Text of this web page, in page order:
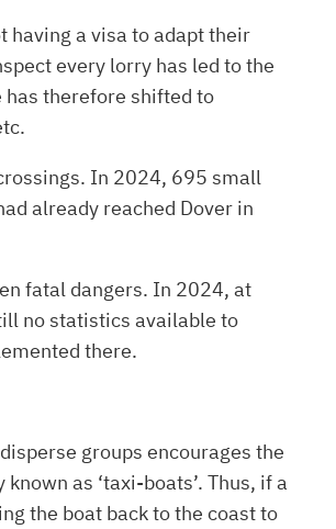
having a visa to adapt their
every lorry has led to the
has therefore shifted to
In 2024, 695 small
already reached Dover in
fatal dangers. In 2024, at
no statistics available to
there.
groups encourages the
as ‘taxi-boats’. Thus, if a
the boat back to the coast to